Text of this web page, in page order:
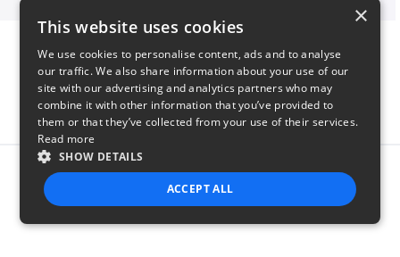
Report this product
×
This website uses cookies
We use cookies to personalise content, ads and to analyse
our traffic. We also share information about your use of our
site with our advertising and analytics partners who may
combine it with other information that you’ve provided to
them or that they’ve collected from your use of their services.
Read more
SHOW DETAILS
ACCEPT ALL
STRICTLY NECESSARY PERFORMANCE